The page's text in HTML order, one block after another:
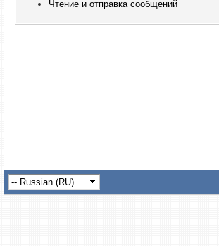
Чтение и отправка сообщений